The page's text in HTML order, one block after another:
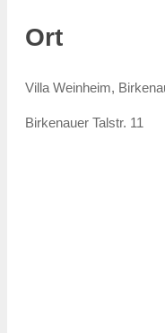
Ort
Villa Weinheim,
Birkenauer Talstr. 11